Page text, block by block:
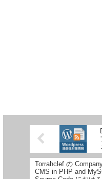
Torrahclef の
CMS in PHP and